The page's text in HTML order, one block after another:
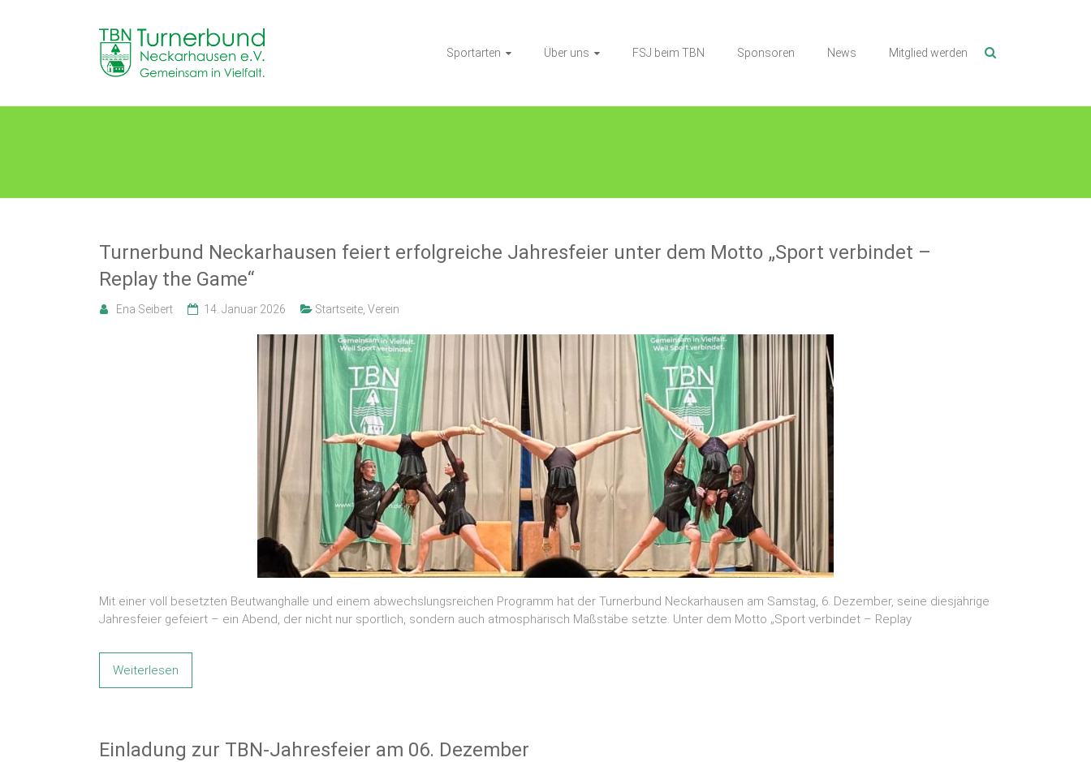
TB
Neckarhausen
in
Sportarten Über uns FSJ beim TBN Sponsoren News Mitglied werden
Turnerbund Neckarhausen feiert erfolgreiche Jahresfeier unter dem Motto „Sport verbindet –
Replay the Game“
Ena Seibert 14. Januar 2026 Startseite, Verein
Mit einer voll besetzten Beutwanghalle und einem abwechslungsreichen Programm hat der Turnerbund Neckarhausen am Samstag, 6. Dezember, seine diesjährige
Jahresfeier gefeiert – ein Abend, der nicht nur sportlich, sondern auch atmosphärisch Maßstäbe setzte. Unter dem Motto „Sport verbindet – Replay
Weiterlesen
Einladung zur TBN-Jahresfeier am 06. Dezember